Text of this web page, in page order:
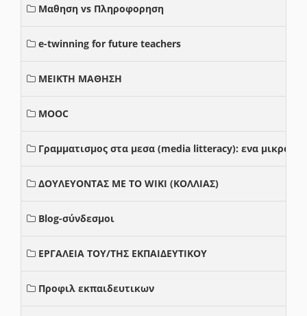
Μαθηση vs Πληροφορηση
e-twinning for future teachers
ΜΕΙΚΤΗ ΜΑΘΗΣΗ
MOOC
Γραμματισμος στα μεσα (media litteracy): ενα μικρο
ΔΟΥΛΕΥΟΝΤΑΣ ΜΕ ΤΟ WIKI (ΚΟΛΛΙΑΣ)
Blog-σύνδεσμοι
ΕΡΓΑΛΕΙΑ ΤΟΥ/ΤΗΣ ΕΚΠΑΙΔΕΥΤΙΚΟΥ
Προφιλ εκπαιδευτικων